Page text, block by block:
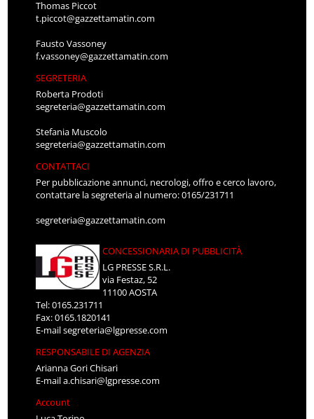
Thomas Piccot
t.piccot@gazzettamatin.com
Fausto Vassoney
f.vassoney@gazzettamatin.com
SEGRETERIA
Roberta Prodoti
segreteria@gazzettamatin.com
Stefania Muscolo
segreteria@gazzettamatin.com
CONTATTACI
Per pubblicazione annunci, necrologi, offro e cerco lavoro,
contattare la segreteria al numero: 0165/231711
segreteria@gazzettamatin.com
CONCESSIONARIA DI PUBBLICITÀ
LG PRESSE S.R.L.
via Festaz, 52
11100 AOSTA
Tel: 0165.231711
Fax: 0165.1820141
E-mailsegreteria@lgpresse.com
RESPONSABILE DI AGENZIA
Arianna Gori Chisari
E-maila.chisari@lgpresse.com
Account